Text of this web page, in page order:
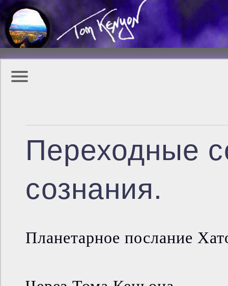
Переходные
сознания.
Планетарное послание